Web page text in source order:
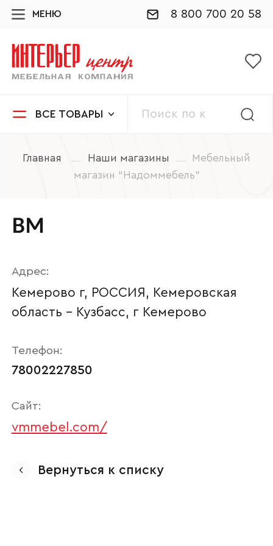
МЕНЮ 8 800 700 20 58
ВСЕ ТОВАРЫ
Главная Наши магазины
Мебельный
магазин “Надоммебель”
ВМ
Адрес:
Кемерово г, РОССИЯ, Кемеровская
область - Кузбасс, г Кемерово
Телефон:
78002227850
Сайт:
vmmebel.com/
Вернуться к списку
Ваше имя